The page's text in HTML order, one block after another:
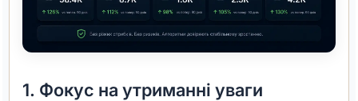
1. Фокус на утриманні уваги